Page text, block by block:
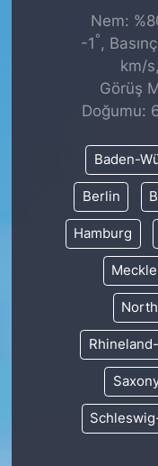
Nem:
-1 ° ,
km/
Görüş
Doğumu:
Baden-
Berlin
Hamburg